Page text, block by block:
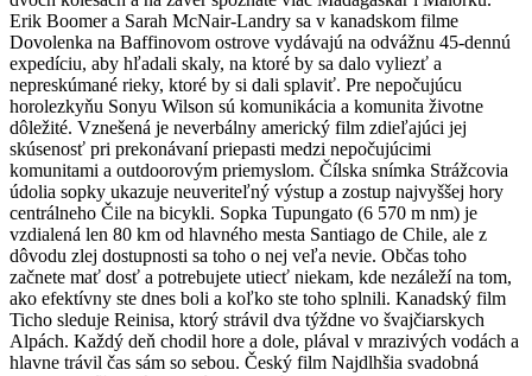
Erik Boomer a Sarah McNair-Landry sa v kanadskom filme
Dovolenka na Baffinovom ostrove vydávajú na odvážnu 45-dennú
expedíciu, aby hľadali skaly, na ktoré by sa dalo vyliezť a
nepreskúmané rieky, ktoré by si dali splaviť. Pre nepočujúcu
horolezkyňu Sonyu Wilson sú komunikácia a komunita životne
dôležité. Vznešená je neverbálny americký film zdieľajúci jej
skúsenosť pri prekonávaní priepasti medzi nepočujúcimi
komunitami a outdoorovým priemyslom. Čílska snímka Strážcovia
údolia sopky ukazuje neuveriteľný výstup a zostup najvyššej hory
centrálneho Čile na bicykli. Sopka Tupungato (6 570 m nm) je
vzdialená len 80 km od hlavného mesta Santiago de Chile, ale z
dôvodu zlej dostupnosti sa toho o nej veľa nevie. Občas toho
začnete mať dosť a potrebujete utiecť niekam, kde nezáleží na tom,
ako efektívny ste dnes boli a koľko ste toho splnili. Kanadský film
Ticho sleduje Reinisa, ktorý strávil dva týždne vo švajčiarskych
Alpách. Každý deň chodil hore a dole, plával v mrazivých vodách a
hlavne trávil čas sám so sebou. Český film Najdlhšia svadobná